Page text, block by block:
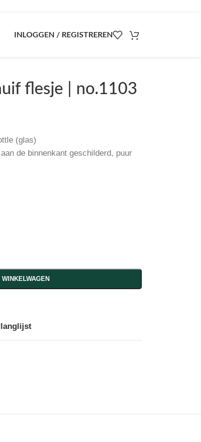
INLOGGEN / REGISTREREN
flesje | no.1103
(glas)
de binnenkant geschilderd, puur